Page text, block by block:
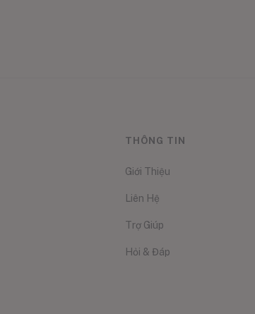
THÔNG TIN
Giới Thiệu
Liên Hệ
Trợ Giúp
Hỏi & Đáp